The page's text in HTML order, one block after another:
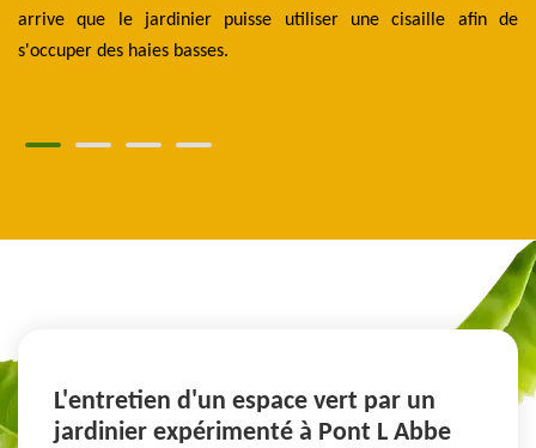
arrive que le jardinier puisse utiliser une cisaille afin de
s'occuper des haies basses.
L'entretien d'un espace vert par un
jardinier expérimenté à Pont L Abbe